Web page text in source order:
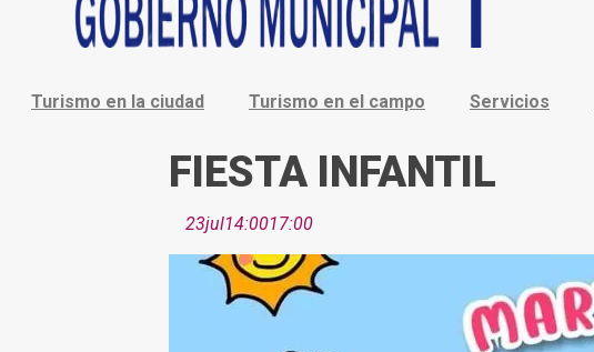
Turismo en la ciudad Turismo en el campo Servicios
FIESTA INFANTIL
23jul14:0017:00